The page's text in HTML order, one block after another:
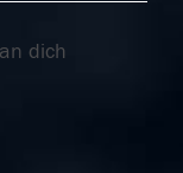
dich